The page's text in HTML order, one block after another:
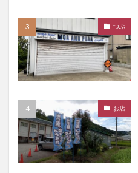
つぶ
お店